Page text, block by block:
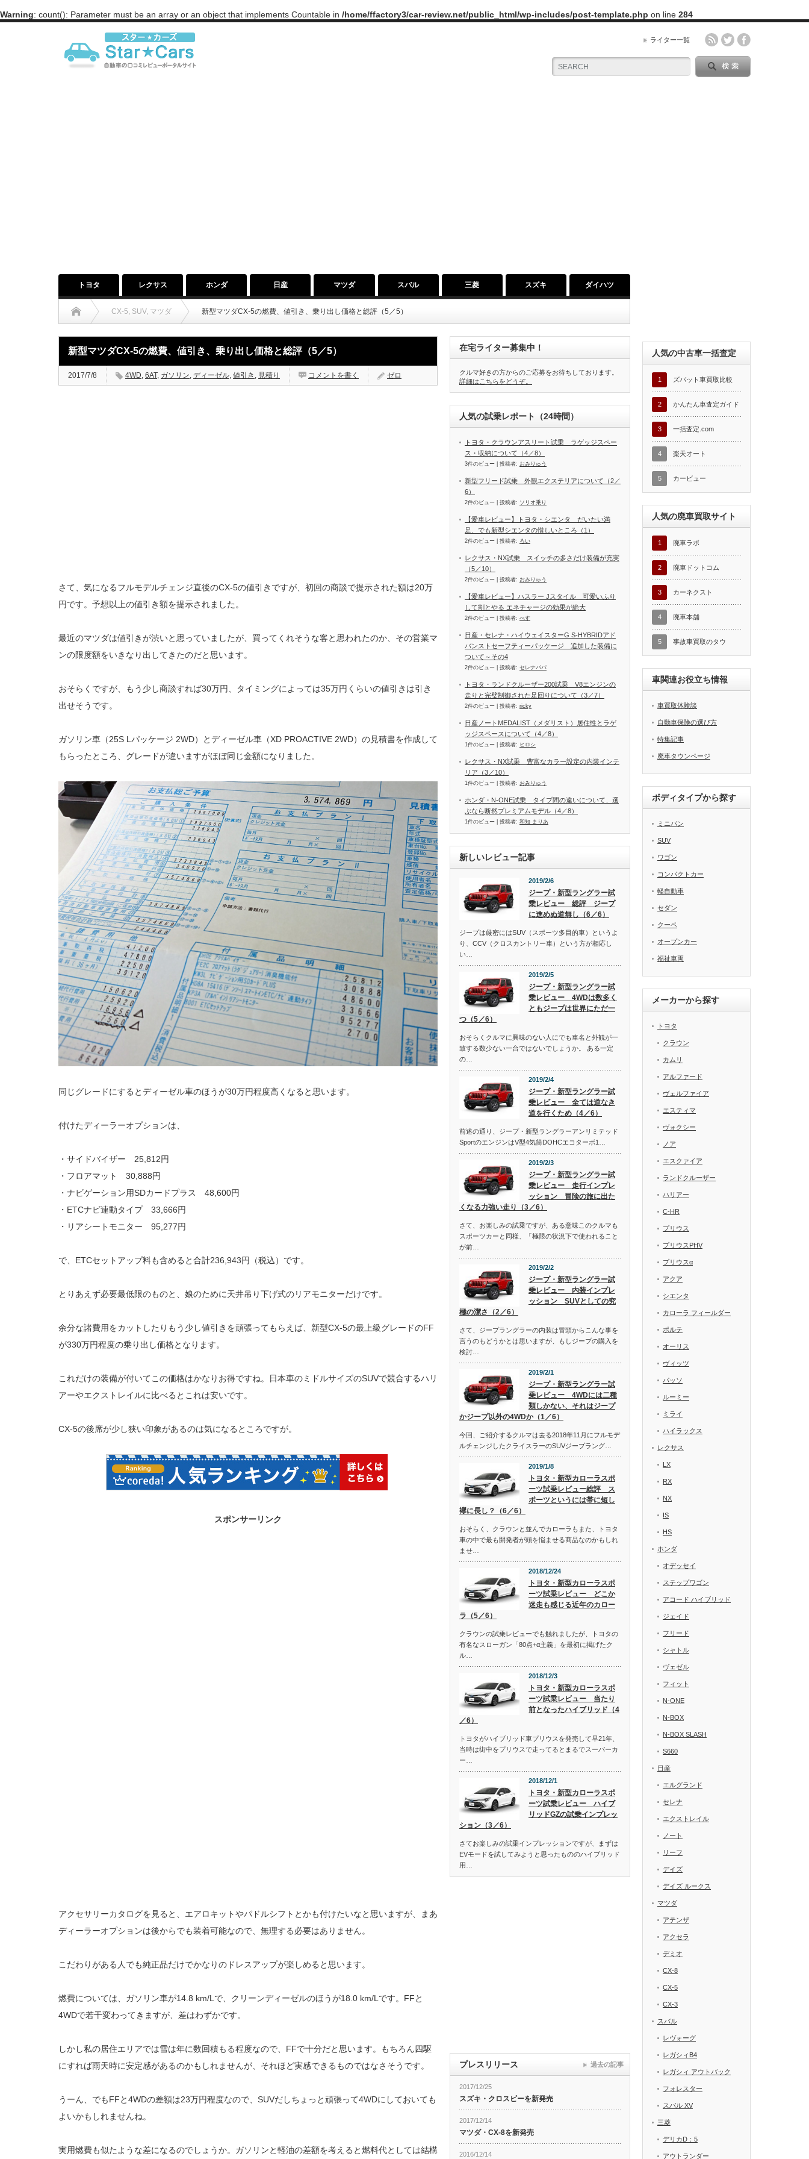
Warning: count(): Parameter must be an array or an object that implements Countable in /home/ffactory3/car-review.net/public_html/wp-includes/post-template.php on line 284
ライター一覧
トヨタ レクサス ホンダ 日産 マツダ スバル 三菱 スズキ ダイハツ
CX-5, SUV, マツダ 新型マツダCX-5の燃費、値引き、乗り出し価格と総評（5／5）
新型マツダCX-5の燃費、値引き、乗り出し価格と総評（5／5）
2017/7/8 4WD, 6AT, ガソリン, ディーゼル, 値引き , 見積り コメントを書く ゼロ
さて、気になるフルモデルチェンジ直後のCX-5の値引きですが、初回の商談で提示された額は20万
円です。予想以上の値引き額を提示されました。
最近のマツダは値引きが渋いと思っていましたが、買ってくれそうな客と思われたのか、その営業マ
ンの限度額をいきなり出してきたのだと思います。
おそらくですが、もう少し商談すれば30万円、タイミングによっては35万円くらいの値引きは引き
出せそうです。
ガソリン車（25S Lパッケージ 2WD）とディーゼル車（XD PROACTIVE 2WD）の見積書を作成して
もらったところ、グレードが違いますがほぼ同じ金額になりました。
同じグレードにするとディーゼル車のほうが30万円程度高くなると思います。
付けたディーラーオプションは、
・サイドバイザー 25,812円
・フロアマット 30,888円
・ナビゲーション用SDカードプラス 48,600円
・ETCナビ連動タイプ 33,666円
・リアシートモニター 95,277円
で、ETCセットアップ料も含めると合計236,943円（税込）です。
とりあえず必要最低限のものと、娘のために天井吊り下げ式のリアモニターだけです。
余分な諸費用をカットしたりもう少し値引きを頑張ってもらえば、新型CX-5の最上級グレードのFF
が330万円程度の乗り出し価格となります。
これだけの装備が付いてこの価格はかなりお得ですね。日本車のミドルサイズのSUVで競合するハリ
アーやエクストレイルに比べるとこれは安いです。
CX-5の後席が少し狭い印象があるのは気になるところですが。
スポンサーリンク
アクセサリーカタログを見ると、エアロキットやパドルシフトとかも付けたいなと思いますが、まあ
ディーラーオプションは後からでも装着可能なので、無理する必要はありません。
こだわりがある人でも純正品だけでかなりのドレスアップが楽しめると思います。
燃費については、ガソリン車が14.8 km/Lで、クリーンディーゼルのほうが18.0 km/Lです。FFと
4WDで若干変わってきますが、差はわずかです。
しかし私の居住エリアでは雪は年に数回積もる程度なので、FFで十分だと思います。もちろん四駆
にすれば雨天時に安定感があるのかもしれませんが、それほど実感できるものではなさそうです。
うーん、でもFFと4WDの差額は23万円程度なので、SUVだしちょっと頑張って4WDにしておいても
よいかもしれませんね。
実用燃費も似たような差になるのでしょうか。ガソリンと軽油の差額を考えると燃料代としては結構
在宅ライター募集中！
クルマ好きの方からのご応募をお待ちしております。
詳細はこちらをどうぞ。
人気の試乗レポート（24時間）
トヨタ・クラウンアスリート試乗 ラゲッジスペー
ス・収納について（4／8）
3件のビュー 投稿者: おみりゅう
新型フリード試乗 外観エクステリアについて（2／
6）
2件のビュー 投稿者: ソリオ乗り
【愛車レビュー】トヨタ・シエンタ だいたい満
足、でも新型シエンタの惜しいところ（1）
2件のビュー 投稿者: ろい
レクサス・NX試乗 スイッチの多さだけ装備が充実
（5／10）
2件のビュー 投稿者: おみりゅう
【愛車レビュー】ハスラー Jスタイル 可愛いふり
して割とやる エネチャージの効果が絶大
2件のビュー 投稿者: べす
日産・セレナ・ハイウェイスターG S-HYBRIDアド
バンストセーフティーパッケージ 追加した装備に
ついて～その4
2件のビュー 投稿者: セレナパパ
トヨタ・ランドクルーザー200試乗 V8エンジンの
走りと完璧制御された足回りについて（3／7）
2件のビュー 投稿者: ricky
日産ノートMEDALIST（メダリスト）居住性とラゲ
ッジスペースについて（4／8）
1件のビュー 投稿者: ヒロシ
レクサス・NX試乗 豊富なカラー設定の内装インテ
リア（3／10）
1件のビュー 投稿者: おみりゅう
ホンダ・N-ONE試乗 タイプ間の違いについて、選
ぶなら断然プレミアムモデル（4／8）
1件のビュー 投稿者: 和知 まりあ
新しいレビュー記事
2019/2/6
ジープ・新型ラングラー試
乗レビュー 総評 ジープ
に進めぬ道無し（6／6）
ジープは厳密にはSUV（スポーツ多目的車）というよ
り、CCV（クロスカントリー車）という方が相応し
い…
2019/2/5
ジープ・新型ラングラー試
乗レビュー 4WDは数多く
ともジープは世界にただ一
つ（5／6）
おそらくクルマに興味のない人にでも車名と外観が一
致する数少ない一台ではないでしょうか。 ある一定
の…
2019/2/4
ジープ・新型ラングラー試
乗レビュー 全ては道なき
道を行くため（4／6）
前述の通り、ジープ・新型ラングラーアンリミテッド
SportのエンジンはV型4気筒DOHCエコターボ1…
2019/2/3
ジープ・新型ラングラー試
乗レビュー 走行インプレ
ッション 冒険の旅に出た
くなる力強い走り（3／6）
さて、お楽しみの試乗ですが、ある意味このクルマも
スポーツカーと同様、「極限の状況下で使われること
が前…
2019/2/2
ジープ・新型ラングラー試
乗レビュー 内装インプレ
ッション SUVとしての究
極の潔さ（2／6）
さて、ジープラングラーの内装は冒頭からこんな事を
言うのもどうかとは思いますが、もしジープの購入を
検討…
2019/2/1
ジープ・新型ラングラー試
乗レビュー 4WDには二種
類しかない、それはジープ
かジープ以外の4WDか（1／6）
今回、ご紹介するクルマは去る2018年11月にフルモデ
ルチェンジしたクライスラーのSUVジープラング…
2019/1/8
トヨタ・新型カローラスポ
ーツ試乗レビュー総評 ス
ポーツというには帯に短し
襷に長し？（6／6）
おそらく、クラウンと並んでカローラもまた、トヨタ
車の中で最も開発者が頭を悩ませる商品なのかもしれ
ませ…
2018/12/24
トヨタ・新型カローラスポ
ーツ試乗レビュー どこか
迷走も感じる近年のカロー
ラ（5／6）
クラウンの試乗レビューでも触れましたが、トヨタの
有名なスローガン「80点+α主義」を最初に掲げたク
ル…
2018/12/3
トヨタ・新型カローラスポ
ーツ試乗レビュー 当たり
前となったハイブリッド（4
／6）
トヨタがハイブリッド車プリウスを発売して早21年、
当時は街中をプリウスで走ってるとまるでスーパーカ
ー…
2018/12/1
トヨタ・新型カローラスポ
ーツ試乗レビュー ハイブ
リッドGZの試乗インプレッ
ション（3／6）
さてお楽しみの試乗インプレッションですが、まずは
EVモードを試してみようと思ったもののハイブリッド
用…
プレスリリース
2017/12/25
スズキ・クロスビーを新発売
2017/12/14
マツダ・CX-8を新発売
2016/12/14
過去の記事
人気の中古車一括査定
1 ズバット車買取比較
2 かんたん車査定ガイド
3 一括査定.com
4 楽天オート
5 カービュー
人気の廃車買取サイト
1 廃車ラボ
2 廃車ドットコム
3 カーネクスト
4 廃車本舗
5 事故車買取のタウ
車関連お役立ち情報
車買取体験談
自動車保険の選び方
特集記事
廃車タウンページ
ボディタイプから探す
ミニバン
SUV
ワゴン
コンパクトカー
軽自動車
セダン
クーペ
オープンカー
福祉車両
メーカーから探す
トヨタ
クラウン
カムリ
アルファード
ヴェルファイア
エスティマ
ヴォクシー
ノア
エスクァイア
ランドクルーザー
ハリアー
C-HR
プリウス
プリウスPHV
プリウスα
アクア
シエンタ
カローラ フィールダー
ポルテ
オーリス
ヴィッツ
パッソ
ルーミー
ミライ
ハイラックス
レクサス
LX
RX
NX
IS
HS
ホンダ
オデッセイ
ステップワゴン
アコード ハイブリッド
ジェイド
フリード
シャトル
ヴェゼル
フィット
N-ONE
N-BOX
N-BOX SLASH
S660
日産
エルグランド
セレナ
エクストレイル
ノート
リーフ
デイズ
デイズ ルークス
マツダ
アテンザ
アクセラ
デミオ
CX-8
CX-5
CX-3
スバル
レヴォーグ
レガシィB4
レガシィ アウトバック
フォレスター
スバル XV
三菱
デリカD：5
アウトランダー